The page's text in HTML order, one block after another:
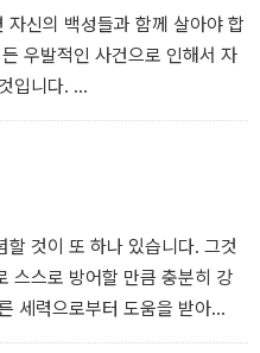
신의 백성들과 함께 살아야 합
우발적인 사건으로 인해서 자
입니다.
예상치 못한 사건이 일어날 경
없을 테고, 은혜를 베푼다 해
기 때문에 군주 자신에게 아
할 것이 또 하나 있습니다. 그것
스스로 방어할 만큼 충분히 강
세력으로부터 도움을 받아